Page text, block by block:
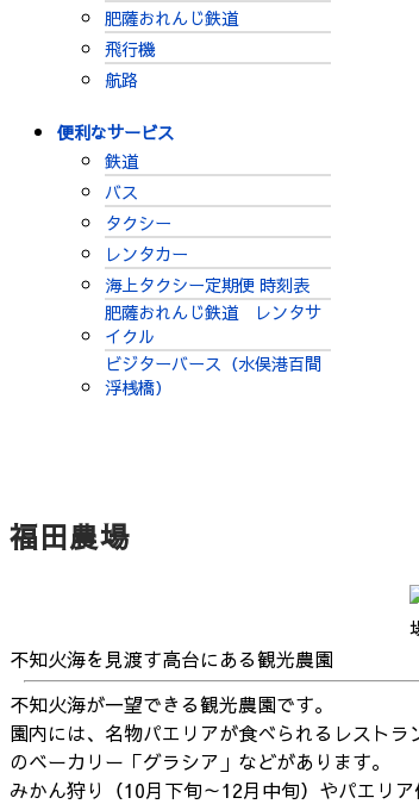
肥薩おれんじ鉄道
飛行機
航路
便利なサービス
鉄道
バス
タクシー
レンタカー
海上タクシー定期便 時刻表
肥薩おれんじ鉄道 レンタサ
イクル
ビジターバース（水俣港百間
浮桟橋）
福田農場
不知火海を見渡す高台にある観光農園
不知火海が一望できる観光農園です。
園内には、名物パエリアが食べられるレスト
のベーカリー「グラシア」などがあります。
みかん狩り（10月下旬～12月中旬）やパエリ